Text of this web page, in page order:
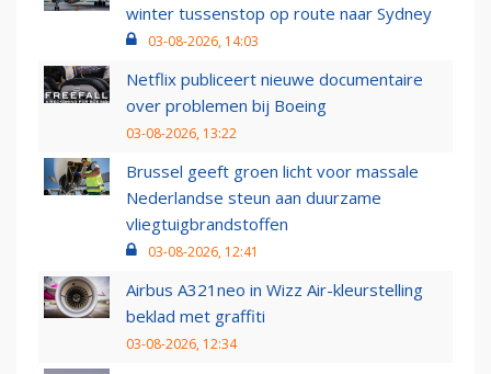
winter tussenstop op route naar Sydney
03-08-2026, 14:03
Netflix publiceert nieuwe documentaire
over problemen bij Boeing
03-08-2026, 13:22
Brussel geeft groen licht voor massale
Nederlandse steun aan duurzame
vliegtuigbrandstoffen
03-08-2026, 12:41
Airbus A321neo in Wizz Air-kleurstelling
beklad met graffiti
03-08-2026, 12:34